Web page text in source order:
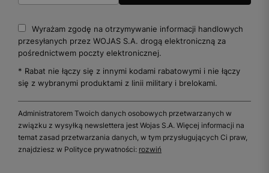
Wyrażam zgodę na otrzymywanie informacji handlowych
przesyłanych przez WOJAS S.A. drogą elektroniczną za
pośrednictwem poczty elektronicznej.
* Rabat nie łączy się z innymi kodami rabatowymi i nie łączy
się z wybranymi produktami z linii military i brelokami.
Administratorem Twoich danych osobowych przetwarzanych w
związku z wysyłką newslettera jest Wojas S.A. Więcej informacji na
temat zasad przetwarzania danych, w tym przysługujących Ci praw,
znajdziesz w Polityce prywatności: rozwiń